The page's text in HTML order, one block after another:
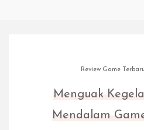
Review Game Terbaru
Menguak
Mendalam